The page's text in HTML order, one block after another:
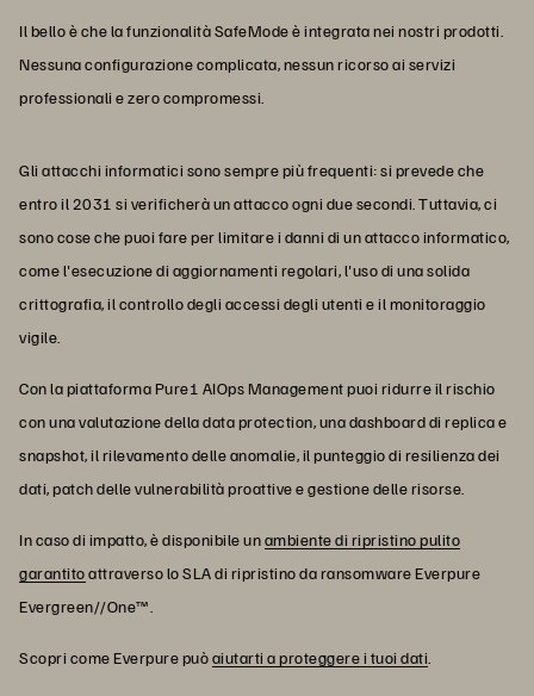
Il bello è che la funzionalità SafeMode è integrata nei nostri prodotti.
Nessuna configurazione complicata, nessun ricorso ai servizi
professionali e zero compromessi.
Gli attacchi informatici sono sempre più frequenti: si prevede che
entro il 2031 si verificherà un attacco ogni due secondi. Tuttavia, ci
sono cose che puoi fare per limitare i danni di un attacco informatico,
come l'esecuzione di aggiornamenti regolari, l'uso di una solida
crittografia, il controllo degli accessi degli utenti e il monitoraggio
vigile.
Con la piattaforma Pure1 AIOps Management puoi ridurre il rischio
con una valutazione della data protection, una dashboard di replica e
snapshot, il rilevamento delle anomalie, il punteggio di resilienza dei
dati, patch delle vulnerabilità proattive e gestione delle risorse.
In caso di impatto, è disponibile unambiente di ripristino pulito
garantitoattraverso lo SLA di ripristino da ransomware Everpure
Evergreen//One™.
Scopri come Everpure puòaiutarti a proteggere i tuoi dati